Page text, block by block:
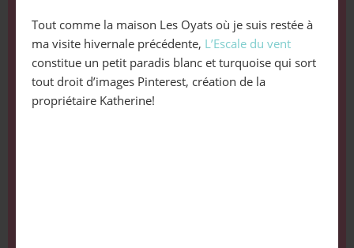
Tout comme la maison Les Oyats où je suis restée à
ma visite hivernale précédente, L’Escale du vent
constitue un petit paradis blanc et turquoise qui sort
tout droit d’images Pinterest, création de la
propriétaire Katherine!